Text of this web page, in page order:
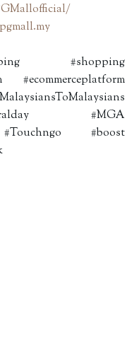
#shopping
#ecommerceplatform
#MGA
#Touchngo #boost